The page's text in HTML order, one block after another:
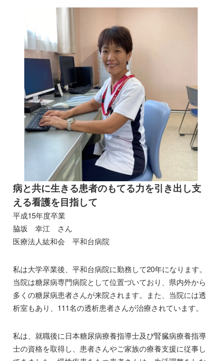
病と共に生きる患者のもてる力を引き出し支
える看護を目指して
平成15年度卒業
脇坂 幸江 さん
医療法人紘和会 平和台病院
私は大学卒業後、平和台病院に勤務して20年になります。
当院は糖尿病専門病院として位置づいており、県内外から
多くの糖尿病患者さんが来院されます。また、当院には透
析室もあり、111名の透析患者さんが治療されています。
私は、就職後に日本糖尿病療養指導士及び腎臓病療養指導
士の資格を取得し、患者さんやご家族の療養支援に従事し